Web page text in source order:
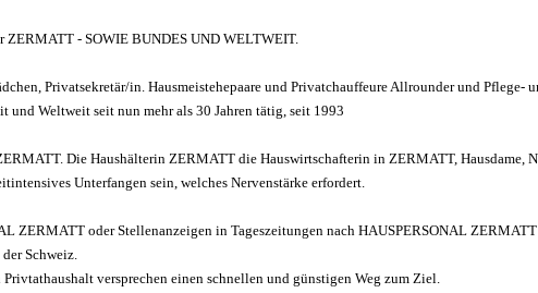
- SOWIE BUNDES UND WELTWEIT.
Privatsekretär/in. Hausmeistehepaare und Privatchauffeure Allrounder und Pflege-
und Weltweit seit nun mehr als 30 Jahren tätig, seit 1993
Die Haushälterin ZERMATT die Hauswirtschafterin in ZERMATT, Hausdame,
Unterfangen sein, welches Nervenstärke erfordert.
ZERMATT oder Stellenanzeigen in Tageszeitungen nach HAUSPERSONAL
der Schweiz.
versprechen einen schnellen und günstigen Weg zum Ziel.